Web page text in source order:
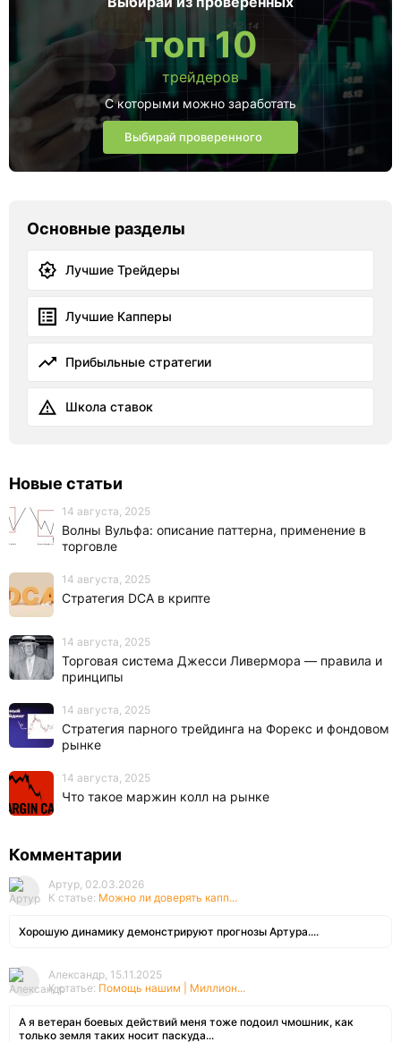
топ 10
трейдеров
С которыми можно заработать
Выбирай проверенного
Основные разделы
Лучшие Трейдеры
Лучшие Капперы
Прибыльные стратегии
Школа ставок
Новые статьи
14 августа, 2025
Волны Вульфа: описание паттерна, применение в
торговле
14 августа, 2025
Стратегия DCA в крипте
14 августа, 2025
Торговая система Джесси Ливермора — правила и
принципы
14 августа, 2025
Стратегия парного трейдинга на Форекс и фондовом
рынке
14 августа, 2025
Что такое маржин колл на рынке
Комментарии
Артур, 02.03.2026
К статье: Можно ли доверять капп...
Хорошую динамику демонстрируют прогнозы Артура....
Александр, 15.11.2025
К статье: Помощь нашим | Миллион...
А я ветеран боевых действий меня тоже подоил чмошник, как
только земля таких носит паскуда...